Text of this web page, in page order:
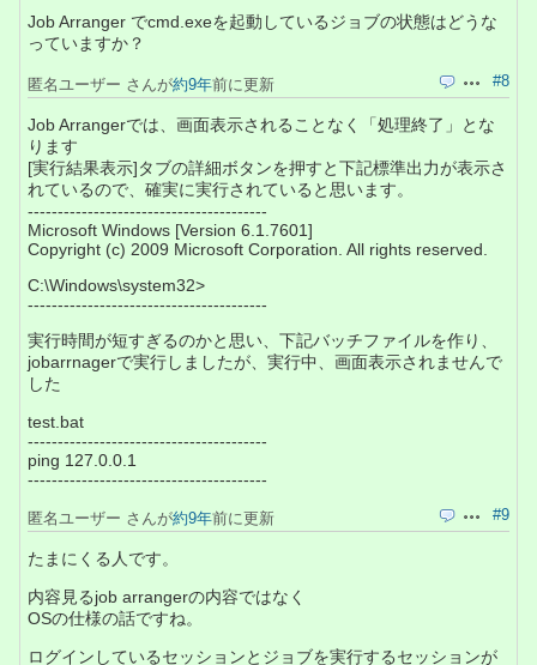
Job Arranger でcmd.exeを起動しているジョブの状態はどうな
っていますか？
引用 操作#8
匿名ユーザー さんが約9年前に更新
Job Arrangerでは、画面表示されることなく「処理終了」とな
ります
[実行結果表示]タブの詳細ボタンを押すと下記標準出力が表示さ
れているので、確実に実行されていると思います。
----------------------------------------
Microsoft Windows [Version 6.1.7601]
Copyright (c) 2009 Microsoft Corporation. All rights reserved.
C:\Windows\system32>
----------------------------------------
実行時間が短すぎるのかと思い、下記バッチファイルを作り、
jobarrnagerで実行しましたが、実行中、画面表示されませんで
した
test.bat
----------------------------------------
ping 127.0.0.1
----------------------------------------
引用 操作#9
匿名ユーザー さんが約9年前に更新
たまにくる人です。
内容見るjob arrangerの内容ではなく
OSの仕様の話ですね。
ログインしているセッションとジョブを実行するセッションが